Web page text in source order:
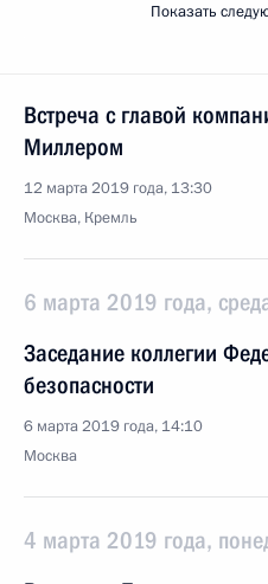
Показать
Встреча с главой
Миллером
12 марта 2019 года, 13:30
Москва, Кремль
6 марта 2019 года,
Заседание коллегии
безопасности
6 марта 2019 года, 14:10
Москва
4 марта 2019 года,